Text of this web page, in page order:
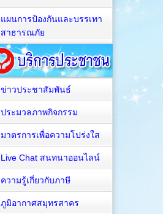
แผนการป้องกันและบรรเทา
สาธารณภัย
ข่าวประชาสัมพันธ์
ประมวลภาพกิจกรรม
มาตรการเพื่อความโปร่งใส
Live Chat สนทนาออนไลน์
ความรู้เกี่ยวกับภาษี
ภูมิอากาศสมุทรสาคร